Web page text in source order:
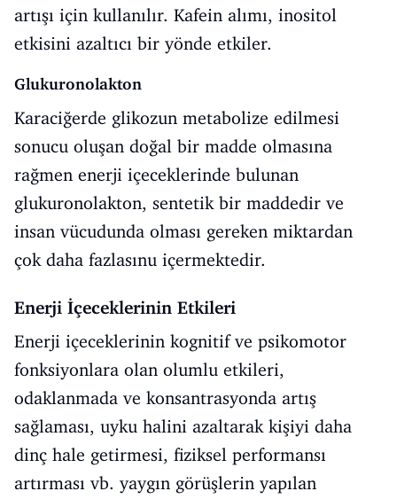
artışı için kullanılır. Kafein alımı, inositol
etkisini azaltıcı bir yönde etkiler.
Glukuronolakton
Karaciğerde glikozun metabolize edilmesi
sonucu oluşan doğal bir madde olmasına
rağmen enerji içeceklerinde bulunan
glukuronolakton, sentetik bir maddedir ve
insan vücudunda olması gereken miktardan
çok daha fazlasınu içermektedir.
Enerji İçeceklerinin Etkileri
Enerji içeceklerinin kognitif ve psikomotor
fonksiyonlara olan olumlu etkileri,
odaklanmada ve konsantrasyonda artış
sağlaması, uyku halini azaltarak kişiyi daha
dinç hale getirmesi, fiziksel performansı
artırması vb. yaygın görüşlerin yapılan